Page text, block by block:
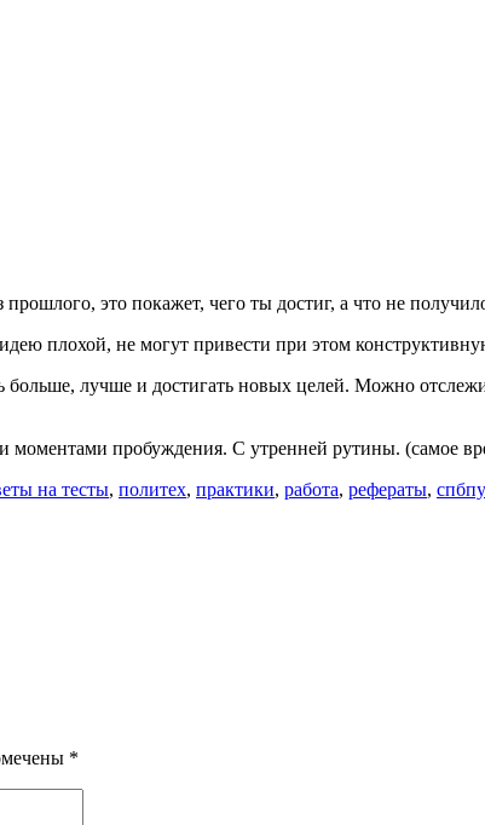
это покажет, чего ты достиг, а что не
плохой, не могут привести при этом
больше, лучше и достигать новых целей. Можно
пробуждения. С утренней рутины. (самое
на тесты, политех, практики, работа, рефераты, спбпу
*